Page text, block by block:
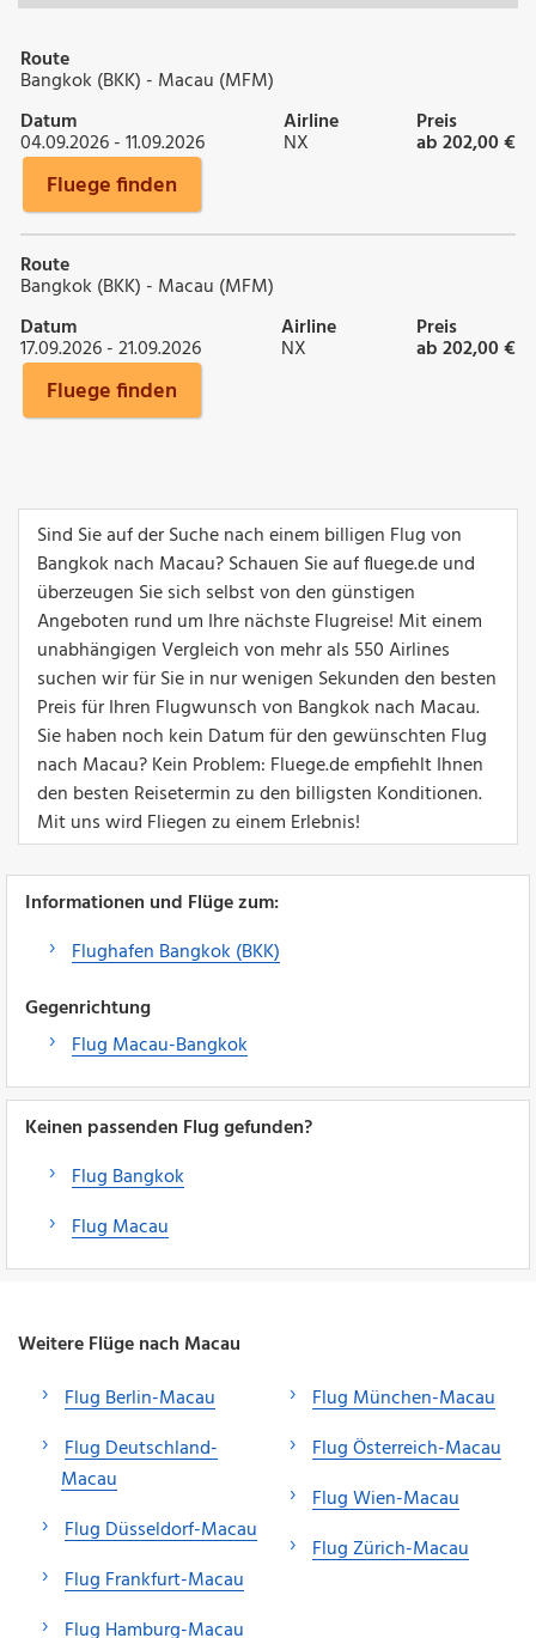
Route
Bangkok (BKK) - Macau (MFM)
Datum
04.09.2026 - 11.09.2026
Airline
NX
Preis
ab 202,00 €
Fluege finden
Route
Bangkok (BKK) - Macau (MFM)
Datum
17.09.2026 - 21.09.2026
Airline
NX
Preis
ab 202,00 €
Fluege finden
Sind Sie auf der Suche nach einem billigen Flug von
Bangkok nach Macau? Schauen Sie auf fluege.de und
überzeugen Sie sich selbst von den günstigen
Angeboten rund um Ihre nächste Flugreise! Mit einem
unabhängigen Vergleich von mehr als 550 Airlines
suchen wir für Sie in nur wenigen Sekunden den besten
Preis für Ihren Flugwunsch von Bangkok nach Macau.
Sie haben noch kein Datum für den gewünschten Flug
nach Macau? Kein Problem: Fluege.de empfiehlt Ihnen
den besten Reisetermin zu den billigsten Konditionen.
Mit uns wird Fliegen zu einem Erlebnis!
Informationen und Flüge zum:
Flughafen Bangkok (BKK)
Gegenrichtung
Flug Macau-Bangkok
Keinen passenden Flug gefunden?
Flug Bangkok
Flug Macau
Weitere Flüge nach Macau
Flug Berlin-Macau
Flug Deutschland-
Macau
Flug Düsseldorf-Macau
Flug Frankfurt-Macau
Flug Hamburg-Macau
Flug München-Macau
Flug Österreich-Macau
Flug Wien-Macau
Flug Zürich-Macau